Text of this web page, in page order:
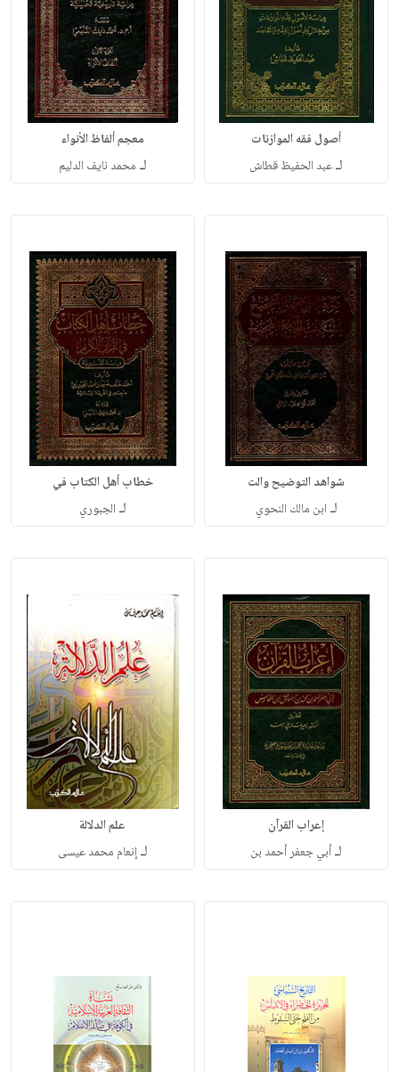
أصول فقه الموازنات
لـعبد الحفيظ قطاش
معجم ألفاظ الأنواء
لـ محمد نايف الدليم
شواهد التوضيح والت
لـ ابن مالك النحوي
خطاب أهل الكتاب في
لـ الجبوري
إعراب القرآن
لـأبي جعفر أحمد بن
علم الدلالة
لـإنعام محمد عيسى